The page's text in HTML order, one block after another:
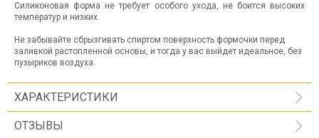
Силиконовая форма не требует особого ухода, не боится высоких
температур и низких.
Не забывайте сбрызгивать спиртом поверхность формочки перед
заливкой растопленной основы, и тогда у вас выйдет идеальное, без
пузыриков воздуха.
ХАРАКТЕРИСТИКИ
ОТЗЫВЫ